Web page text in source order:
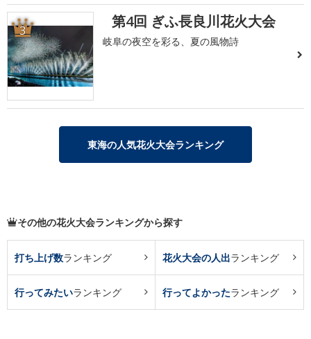
3 第4回 ぎふ長良川花火大会
岐阜の夜空を彩る、夏の風物詩
東海の人気花火大会ランキング
その他の花火大会ランキングから探す
打ち上げ数ランキング 花火大会の人出ランキング
行ってみたいランキング 行ってよかったランキング